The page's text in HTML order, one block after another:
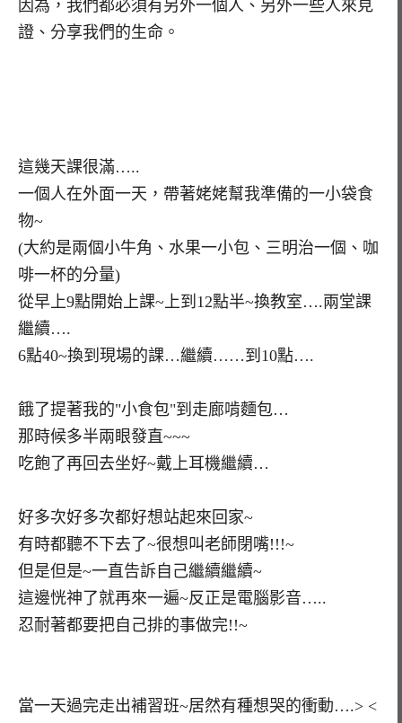
因為，我們都必須有另外一個人、另外一些人來見
證、分享我們的生命。
這幾天課很滿…..
一個人在外面一天，帶著姥姥幫我準備的一小袋食
物~
(大約是兩個小牛角、水果一小包、三明治一個、咖
啡一杯的分量)
從早上9點開始上課~上到12點半~換教室….兩堂課
繼續….
6點40~換到現場的課…繼續……到10點….
餓了提著我的"小食包"到走廊啃麵包…
那時候多半兩眼發直~~~
吃飽了再回去坐好~戴上耳機繼續…
好多次好多次都好想站起來回家~
有時都聽不下去了~很想叫老師閉嘴!!!~
但是但是~一直告訴自己繼續繼續~
這邊恍神了就再來一遍~反正是電腦影音…..
忍耐著都要把自己排的事做完!!~
當一天過完走出補習班~居然有種想哭的衝動….> <